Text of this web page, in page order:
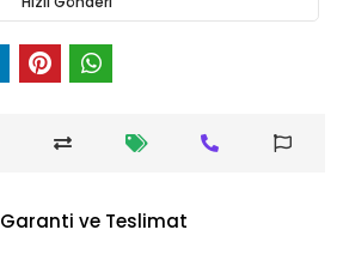
Garanti ve Teslimat